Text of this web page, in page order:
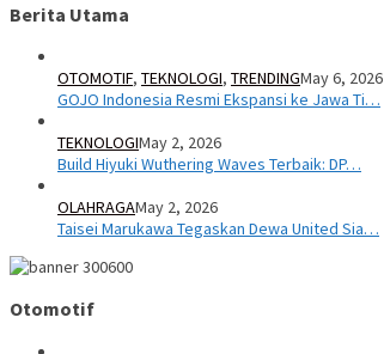
Berita Utama
OTOMOTIF, TEKNOLOGI, TRENDINGMay 6, 2026
GOJO Indonesia Resmi Ekspansi ke Jawa Ti…
TEKNOLOGIMay 2, 2026
Build Hiyuki Wuthering Waves Terbaik: DP…
OLAHRAGAMay 2, 2026
Taisei Marukawa Tegaskan Dewa United Sia…
Otomotif